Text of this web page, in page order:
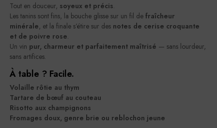
Tout en douceur, soyeux et précis.
Les tanins sont fins, la bouche glisse sur un fil de fraîcheur
minérale, et la finale s’étire sur des notes de cerise croquante
et de poivre rose.
Un vin pur, charmeur et parfaitement maîtrisé — sans lourdeur,
sans artifices.
À table ? Facile.
Volaille rôtie au thym
Tartare de bœuf au couteau
Risotto aux champignons
Fromages doux, genre brie ou reblochon jeune